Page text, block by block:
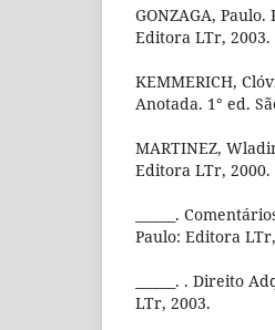
GONZAGA,
Editora LTr, 2003.
KEMMERICH,
Anotada. 1° ed.
MARTINEZ,
Editora LTr, 2000.
______.
Paulo: Editora
______. . Direito
LTr, 2003.